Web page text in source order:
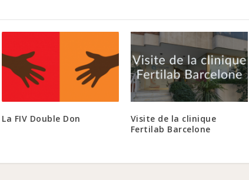
La FIV Double Don
Visite de la clinique
Fertilab Barcelone